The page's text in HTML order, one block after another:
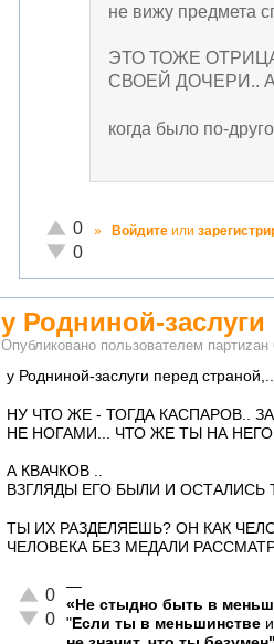
не вижу предмета
ЭТО ТОЖЕ
СВОЕЙ ДОЧЕРИ..
когда было по-
Отлично!
0
Неадекватно!
0
» Войдите или
у Родниной-заслуги
Опубликовано пользователем партиzан
у Родниной-заслуги перед страной,...
НУ ЧТО ЖЕ - ТОГДА КАСПАРОВ..
НЕ НОГАМИ... ЧТО ЖЕ ТЫ НА
А КВАЧКОВ ..
ВЗГЛЯДЫ ЕГО БЫЛИ И ОСТАЛИСЬ
ТЫ ИХ РАЗДЕЛЯЕШЬ? ОН КАК
ЧЕЛОВЕКА БЕЗ МЕДАЛИ
Отлично!
0
Неадекватно!
0
—
«Не стыдно быть в
"Если ты в меньшинстве